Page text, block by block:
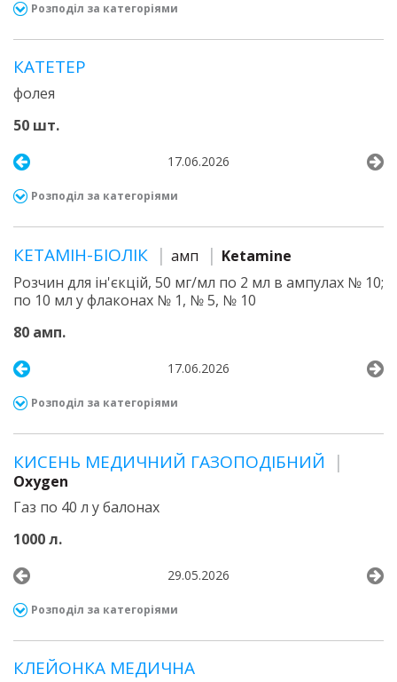
Розподіл за категоріями
КАТЕТЕР
фолея
50 шт.
17.06.2026
Розподіл за категоріями
КЕТАМІН-БІОЛІК амп
Ketamine
Розчин для ін'єкцій, 50 мг/мл по 2 мл в ампулах № 10;
по 10 мл у флаконах № 1, № 5, № 10
80 амп.
17.06.2026
Розподіл за категоріями
КИСЕНЬ МЕДИЧНИЙ ГАЗОПОДІБНИЙ
Oxygen
Газ по 40 л у балонах
1000 л.
29.05.2026
Розподіл за категоріями
КЛЕЙОНКА МЕДИЧНА